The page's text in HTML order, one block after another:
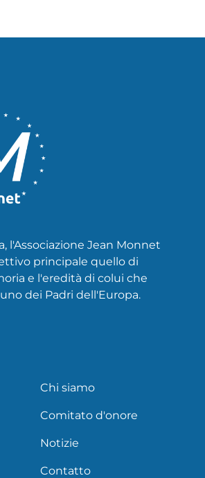
l'Associazione Jean Monnet
principale quello di
e l'eredità di colui che
dei Padri dell'Europa.
Chi siamo
Comitato d'onore
Notizie
Contatto